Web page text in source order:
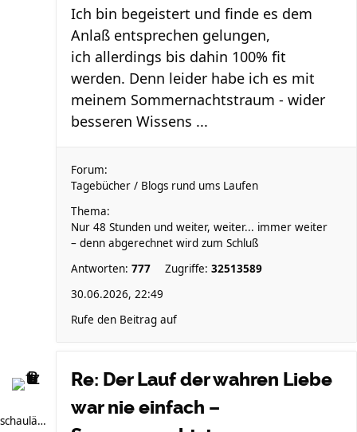
Ich bin begeistert und finde es dem
Anlaß entsprechen gelungen,
ich allerdings bis dahin 100% fit
werden. Denn leider habe ich es mit
meinem Sommernachtstraum - wider
besseren Wissens ...
Forum:
Tagebücher / Blogs rund ums Laufen
Thema:
Nur 48 Stunden und weiter, weiter... immer weiter
– denn abgerechnet wird zum Schluß
Antworten: 777 Zugriffe: 32513589
30.06.2026, 22:49
Rufe den Beitrag auf
schauläufer
Re: Der Lauf der wahren Liebe
war nie einfach –